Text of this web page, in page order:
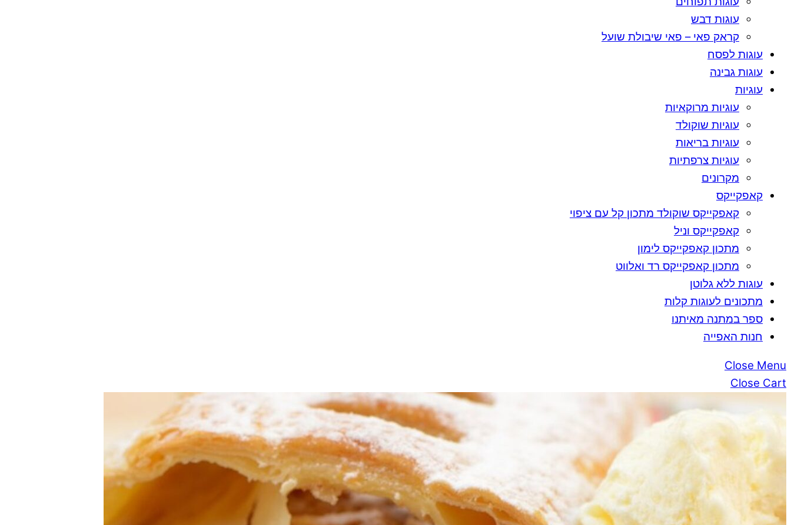
עוגות דבש
קראק פאי – פאי שיבולת שועל
עוגות לפסח
עוגות גבינה
עוגיות
עוגיות מרוקאיות
עוגיות שוקולד
עוגיות בריאות
עוגיות צרפתיות
מקרונים
קאפקייקס
קאפקייקס שוקולד מתכון קל עם ציפוי
קאפקייקס וניל
מתכון קאפקייקס לימון
מתכון קאפקייקס רד ואלווט
עוגות ללא גלוטן
מתכונים לעוגות קלות
ספר במתנה מאיתנו
חנות האפייה
Close Menu
Close Cart